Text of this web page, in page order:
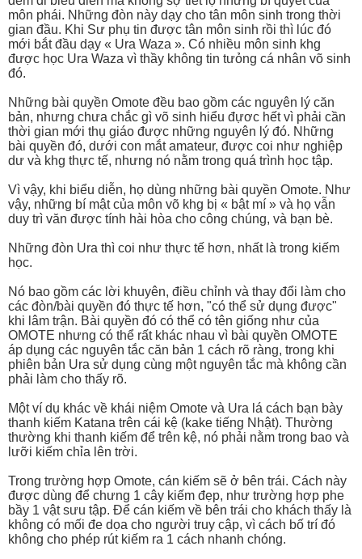
môn phái. Những đòn này dạy cho tân môn sinh trong thời
gian đầu. Khi Sư phụ tin được tân môn sinh rồi thì lúc đó
mới bắt đầu dạy « Ura Waza ». Có nhiều môn sinh khg
được học Ura Waza vì thầy không tin tưỏng cá nhân võ sinh
đó.
Những bài quyền Omote đều bao gồm các nguyên lý căn
bản, nhưng chưa chắc gì võ sinh hiểu đựơc hết vì phải cần
thời gian mới thụ giáo được những nguyên lý đó. Những
bài quyền đó, dưới con mắt amateur, được coi như nghiệp
dư và khg thực tế, nhưng nó nằm trong quá trình học tập.
Vì vậy, khi biểu diễn, họ dùng những bài quyền Omote. Như
vậy, những bí mật của môn võ khg bị « bật mí » và họ vẫn
duy trì văn được tính hài hòa cho công chúng, và bạn bè.
Những đòn Ura thì coi như thực tế hơn, nhất là trong kiếm
học.
Nó bao gồm các lời khuyên, điều chỉnh và thay đổi làm cho
các đòn/bài quyền đó thực tế hơn, "có thể sử dụng được"
khi lâm trận. Bài quyền đó có thể có tên giống như của
OMOTE nhưng có thể rất khác nhau vì bài quyền OMOTE
áp dụng các nguyên tắc căn bản 1 cách rõ ràng, trong khi
phiên bản Ura sử dụng cùng một nguyên tắc mà không cần
phải làm cho thấy rõ.
Một ví dụ khác về khái niệm Omote và Ura lá cách bạn bày
thanh kiếm Katana trên cái kệ (kake tiếng Nhật). Thường
thường khi thanh kiếm để trên kệ, nó phải nằm trong bao và
lưỡi kiếm chỉa lên trời.
Trong trường hợp Omote, cán kiếm sẽ ở bên trái. Cách này
được dùng để chưng 1 cây kiếm đẹp, như trường hợp phe
bầy 1 vật sưu tập. Để cán kiếm về bên trái cho khách thấy là
không có mối đe dọa cho người truy cập, vì cách bố trí đó
không cho phép rút kiếm ra 1 cách nhanh chóng.